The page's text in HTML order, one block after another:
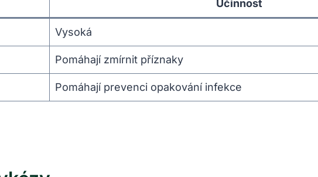
Účinnost
Vysoká
Pomáhají zmírnit příznaky
Pomáhají prevenci opakování infekce